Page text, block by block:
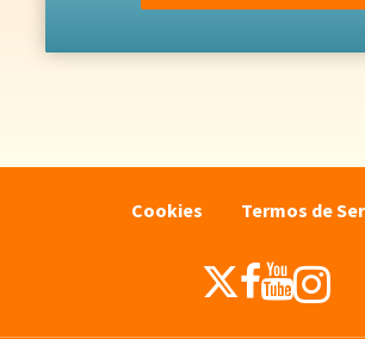
Cookies Termos de